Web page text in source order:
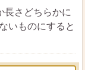
長さどちらかに
いものにすると